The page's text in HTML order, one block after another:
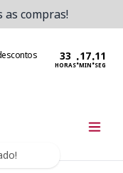
as compras!
HORAS:MIN:SEG